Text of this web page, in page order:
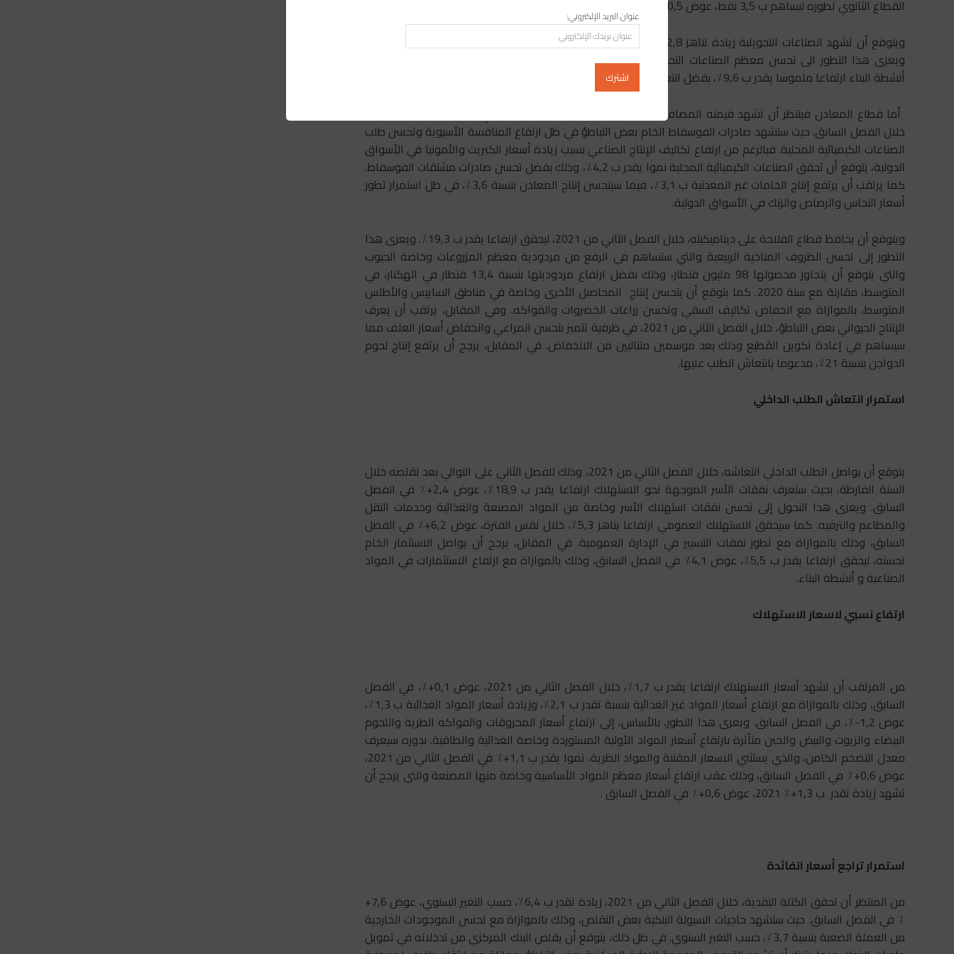
القطاع الثانوي تطوره ليساهم ب 3,5 نقط، عوض 0,5+ نقطة خلال الفصل الأول من 2021.
ويعزى هذا التطور الى تحسن معظم الصناعات التحويلية مقارنة مع نفس الفترة من السنة الماضية. بدورها ستشهد
أنشطة البناء ارتفاعا ملموسا يقدر ب 9,6٪، بفضل انتعاش أنشطة البناء والطلب على السكن.
خلال الفصل السابق. حيث ستشهد صادرات الفوسفاط الخام بعض التباطؤ في ظل ارتفاع المنافسة الأسيوية وتحسن طلب
الصناعات الكيميائية المحلية. فبالرغم من ارتفاع تكاليف الإنتاج الصناعي بسبب زيادة أسعار الكبريت والأمونيا في الأسواق
الدولية، يتوقع أن تحقق الصناعات الكيميائية المحلية نموا يقدر ب 4,2٪، وذلك بفضل تحسن صادرات مشتقات الفوسفاط.
كما يرتقب أن يرتفع إنتاج الخامات غير المعدنية ب 3,1٪، فيما سيتحسن إنتاج المعادن بنسبة 3,6٪، في ظل استمرار تطور
أسعار النحاس والرصاص والزنك في الأسواق الدولية.
ويتوقع أن يحافظ قطاع الفلاحة على ديناميكيته، خلال الفصل الثاني من 2021، ليحقق ارتفاعا يقدر ب 19,3٪. ويعزى هذا
التطور إلى تحسن الظروف المناخية الربيعية والتي ستساهم في الرفع من مردودية معظم المزروعات وخاصة الحبوب
والتي يتوقع أن يتجاوز محصولها 98 مليون قنطار، وذلك بفضل ارتفاع مردوديتها بنسبة 13,4 قنطار في الهكتار، في
المتوسط، مقارنة مع سنة 2020. كما يتوقع أن يتحسن إنتاج المحاصيل الأخرى وخاصة في مناطق الساييس والأطلس
المتوسط، بالموازاة مع انخفاض تكاليف السقي وتحسن زراعات الخضروات والفواكه. وفي المقابل، يرتقب أن يعرف
الإنتاج الحيواني بعض التباطؤ، خلال الفصل الثاني من 2021، في ظرفية تتميز بتحسن المراعي وانخفاض أسعار العلف مما
سيساهم في إعادة تكوين القطيع وذلك بعد موسمين متتاليين من الانخفاض. في المقابل، يرجح أن يرتفع إنتاج لحوم
الدواجن ​​بنسبة 21٪، مدعوما بانتعاش الطلب عليها.
استمرار انتعاش الطلب الداخلي
يتوقع أن يواصل الطلب الداخلي انتعاشه، خلال الفصل الثاني من 2021، وذلك للفصل الثاني على التوالي بعد تقلصه خلال
السنة الفارطة، بحيث ستعرف نفقات الأسر الموجهة نحو الاستهلاك ارتفاعا يقدر ب 18,9٪، عوض 2,4+٪ في الفصل
السابق. ويعزى هذا التحول إلى تحسن نفقات استهلاك الأسر وخاصة من المواد المصنعة والغذائية وخدمات النقل
والمطاعم والترفيه. كما سيحقق الاستهلاك العمومي ارتفاعا يناهز 5,3٪، خلال نفس الفترة، عوض 6,2+٪ في الفصل
السابق، وذلك بالموازاة مع تطور نفقات التسيير في الإدارة العمومية. في المقابل، يرجح أن يواصل الاستثمار الخام
تحسنه، ليحقق ارتفاعا يقدر ب 5,5٪، عوض 4,1٪ في الفصل السابق، وذلك بالموازاة مع ارتفاع الاستثمارات في المواد
الصناعية و أنشطة البناء.
ارتفاع نسبي لاسعار الاستهلاك
من المرتقب أن تشهد أسعار الاستهلاك ارتفاعا يقدر ب 1,7٪، خلال الفصل الثاني من 2021، عوض 0,1+٪، في الفصل
السابق، وذلك بالموازاة مع ارتفاع أسعار المواد غير الغذائية بنسبة تقدر ب 2,1٪، وزيادة أسعار المواد الغذائية ب 1,3٪،
عوض 1,2-٪، في الفصل السابق. ويعزى هذا التطور، بالأساس، إلى ارتفاع أسعار المحروقات والفواكه الطرية واللحوم
البيضاء والزيوت والبيض والجبن متأثرة بارتفاع أسعار المواد الأولية المستوردة وخاصة الغذائية والطاقية. بدوره سيعرف
معدل التضخم الكامن، والذي يستثني الاسعار المقننة والمواد الطرية، نموا يقدر ب 1,1+٪ في الفصل الثاني من 2021،
عوض 0,6+٪ في الفصل السابق، وذلك عقب ارتفاع أسعار معظم المواد الأساسية وخاصة منها المصنعة والتي يرجح أن
تشهد زيادة تقدر ب 1,3+٪ 2021، عوض 0,6+٪ في الفصل السابق .
استمرار تراجع أسعار الفائدة
من المنتظر أن تحقق الكتلة النقدية، خلال الفصل الثاني من 2021، زيادة تقدر ب 6,4٪، حسب التغير السنوي، عوض 7,6+
٪ في الفصل السابق. حيث ستشهد حاجيات السيولة البنكية بعض التقلص، وذلك بالموازاة مع تحسن الموجودات الخارجية
من العملة الصعبة بنسبة 3,7٪، حسب التغير السنوي. في ظل ذلك، يتوقع أن يقلص البنك المركزي من تدخلاته في تمويل
عنوان البريد الإلكتروني: